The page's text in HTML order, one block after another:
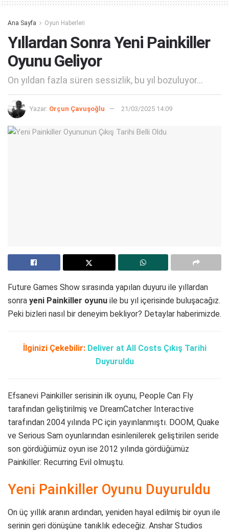
Ana Sayfa Oyun Haberleri
Yıllardan Sonra Yeni Painkiller
Oyunu Geliyor
On yıldan fazla süren sessizlik, bu yıl bozuluyor...
Yazar: Orçun Çavuşoğlu 21/03/2025 14:09
Future Games Show sırasında yapılan duyuru ile yıllardan
sonra yeni Painkiller oyunu ile bu yıl içerisinde buluşacağız.
Peki bizleri nasıl bir deneyim bekliyor? Detaylar haberimizde.
İlginizi Çekebilir: Deliver at All Costs Çıkış Tarihi
Duyuruldu
Efsanevi Painkiller serisinin ilk oyunu, People Can Fly
tarafından geliştirilmiş ve DreamCatcher Interactive
tarafından 2004 yılında PC için yayınlanmıştı. DOOM, Quake
ve Serious Sam oyunlarından esinlenilerek geliştirilen seride
son gördüğümüz oyun ise 2012 yılında gördüğümüz
Painkiller: Recurring Evil olmuştu.
Yeni Painkiller Oyunu Duyuruldu
On üç yıllık aranın ardından, yeniden hayal edilmiş bir oyun ile
serinin geri dönüşüne tanıklık edeceğiz. Anshar Studios